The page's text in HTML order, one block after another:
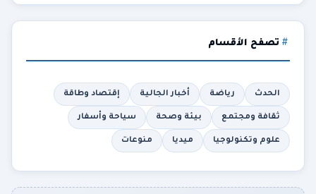
تصفح الأقسام
الحدث رياضة أخبار الجالية إقتصاد وطاقة
ثقافة ومجتمع بيئة وصحة سياحة وأسفار
علوم وتكنولوجيا ميديا منوعات